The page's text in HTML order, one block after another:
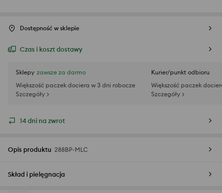
Dostępność w sklepie
Czas i koszt dostawy
Sklepy zawsze za darmo
Większość paczek dociera w 3 dni robocze
Szczegóły >
Kurier/punkt odbioru
Większość paczek
Szczegóły >
14 dni na zwrot
Opis produktu 288BP-MLC
Skład i pielęgnacja